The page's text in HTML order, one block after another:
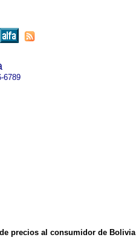
6789
precios al consumidor de Bolivia